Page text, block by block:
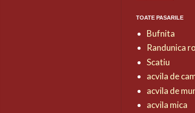
TOATE PASARILE
Bufnita
Randunica
Scatiu
acvila de
acvila de
acvila mica